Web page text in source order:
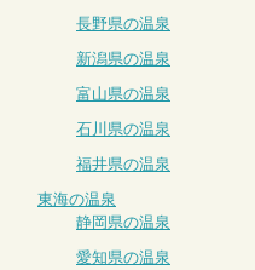
長野県の温泉
新潟県の温泉
富山県の温泉
石川県の温泉
福井県の温泉
東海の温泉
静岡県の温泉
愛知県の温泉